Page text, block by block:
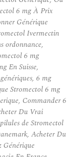
6 mg À Prix
Générique
Ivermectin
ordonnance,
6 mg
En Suisse,
6 mg
Stromectol 6 mg
Commander 6
Du Vrai
de Stromectol
Acheter Du